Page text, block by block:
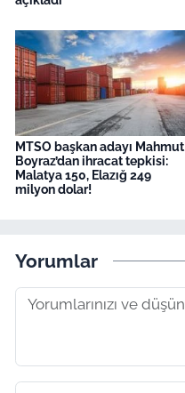
MTSO başkan adayı Mahmut
Boyraz’dan ihracat tepkisi:
Malatya 150, Elazığ 249
milyon dolar!
Yorumlar